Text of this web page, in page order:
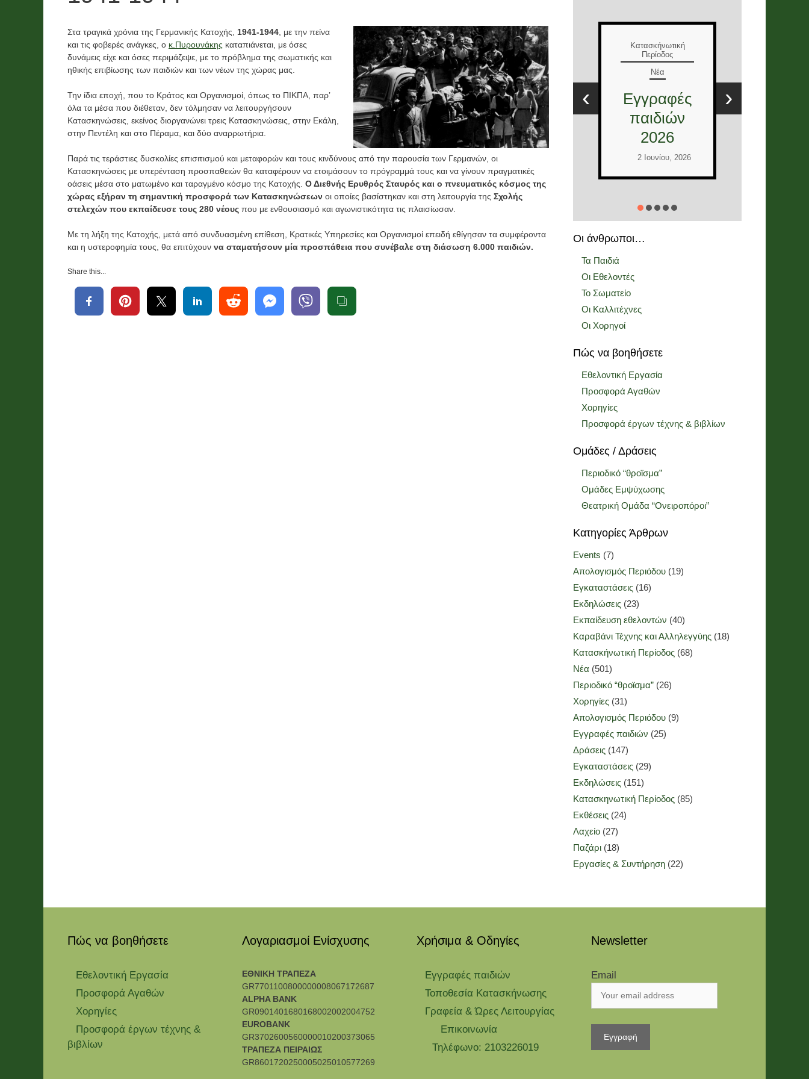
Στα τραγικά χρόνια της Γερμανικής Κατοχής, 1941-1944 , με την πείνα
και τις φοβερές ανάγκες, ο κ.Πυρουνάκης καταπιάνεται, με όσες
δυνάμεις είχε και όσες περιμάζεψε, με το πρόβλημα της σωματικής και
ηθικής επιβίωσης των παιδιών και των νέων της χώρας μας.
Την ίδια εποχή, που το Κράτος και Οργανισμοί, όπως το ΠΙΚΠΑ, παρ’
όλα τα μέσα που διέθεταν, δεν τόλμησαν να λειτουργήσουν
Κατασκηνώσεις, εκείνος διοργανώνει τρεις Κατασκηνώσεις, στην Εκάλη,
στην Πεντέλη και στο Πέραμα, και δύο αναρρωτήρια.
Παρά τις τεράστιες δυσκολίες επισιτισμού και μεταφορών και τους κινδύνους από την παρουσία των Γερμανών, οι
Κατασκηνώσεις με υπερένταση προσπαθειών θα καταφέρουν να ετοιμάσουν το πρόγραμμά τους και να γίνουν πραγματικές
οάσεις μέσα στο ματωμένο και ταραγμένο κόσμο της Κατοχής. Ο Διεθνής Ερυθρός Σταυρός και ο πνευματικός κόσμος της
χώρας εξήραν τη σημαντική προσφορά των Κατασκηνώσεων οι οποίες βασίστηκαν και στη λειτουργία της Σχολής
στελεχών που εκπαίδευσε τους 280 νέους που με ενθουσιασμό και αγωνιστικότητα τις πλαισίωσαν.
Με τη λήξη της Κατοχής, μετά από συνδυασμένη επίθεση, Κρατικές Υπηρεσίες και Οργανισμοί επειδή εθίγησαν τα συμφέροντα
και η υστεροφημία τους, θα επιτύχουν να σταματήσουν μία προσπάθεια που συνέβαλε στη διάσωση 6.000 παιδιών.
Share this...
Λαχείο και
χορηγίες
,
τροφίμων
2026
2 Ιουνίου, 2026
εθελοντών
Νέα
Τελείωσαν
τα
βιωματικά
2026
2 Ιουνίου, 2026
Κατασκήνωτική
Περίοδος
Νέα
Εγγραφές
παιδιών
2026
2 Ιουνίου, 2026
Κατασκήνωτική
Νέα
Έλληνες
και
Διεθνείς
εθελοντές
2026
2 Ιουνίου, 2026
‹ ›
Οι άνθρωποι…
Τα Παιδιά
Οι Εθελοντές
Το Σωματείο
Οι Καλλιτέχνες
Οι Χορηγοί
Πώς να βοηθήσετε
Εθελοντική Εργασία
Προσφορά Αγαθών
Χορηγίες
Προσφορά έργων τέχνης & βιβλίων
Ομάδες / Δράσεις
Περιοδικό “θροϊσμα”
Ομάδες Εμψύχωσης
Θεατρική Ομάδα “Ονειροπόροι”
Κατηγορίες Άρθρων
Events (7)
Απολογισμός Περιόδου (19)
Εγκαταστάσεις (16)
Εκδηλώσεις (23)
Εκπαίδευση εθελοντών (40)
Καραβάνι Τέχνης και Αλληλεγγύης (18)
Κατασκήνωτική Περίοδος (68)
Νέα (501)
Περιοδικό “θροϊσμα” (26)
Χορηγίες (31)
Απολογισμός Περιόδου (9)
Εγγραφές παιδιών (25)
Δράσεις (147)
Εγκαταστάσεις (29)
Εκδηλώσεις (151)
Κατασκηνωτική Περίοδος (85)
Εκθέσεις (24)
Λαχείο (27)
Παζάρι (18)
Εργασίες & Συντήρηση (22)
Πώς να βοηθήσετε
Εθελοντική Εργασία
Προσφορά Αγαθών
Χορηγίες
Προσφορά έργων τέχνης &
βιβλίων
Λογαριασμοί Ενίσχυσης
ΕΘΝΙΚΗ ΤΡΑΠΕΖΑ
GR7701100800000008067172687
ALPHA BANK
GR0901401680168002002004752
EUROBANK
GR3702600560000010200373065
ΤΡΑΠΕΖΑ ΠΕΙΡΑΙΩΣ
GR8601720250005025010577269
Χρήσιμα & Οδηγίες
Eγγραφές παιδιών
Τοποθεσία Κατασκήνωσης
Γραφεία & Ώρες Λειτουργίας
Επικοινωνία
Τηλέφωνο: 2103226019
Newsletter
Email